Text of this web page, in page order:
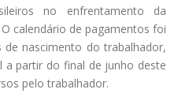
no enfrentamento da
calendário de pagamentos foi
nascimento do trabalhador,
a partir do final de junho deste
pelo trabalhador.